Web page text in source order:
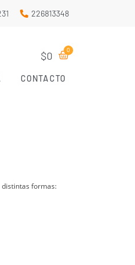
226813348
$0
CONTACTO
distintas formas: